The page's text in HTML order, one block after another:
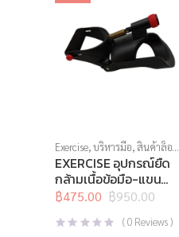
Exercise,บริหารมือ,สินค้าล็อต
สุดท้าย,อุปกรณ์บริหารกาย,
อุปกรณ์ยืดเหยียด
EXERCISE อุปกรณ์ยืด
กล้ามเนื้อข้อมือ-แขน
SG-1204 ฿950.00
Original
price
was:
฿475.00
Current
price
is:
(0 Reviews )